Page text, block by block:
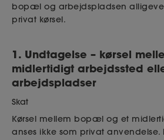
bopæl og arbejdspladsen
privat kørsel.
1. Undtagelse – kørsel
midlertidigt arbejdssted
arbejdspladser
Skat
Kørsel mellem bopæl og et
anses ikke som privat anvendelse.